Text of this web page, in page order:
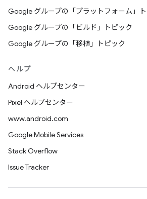
Google グループの「プラットフォーム」
Google グループの「ビルド」トピック
Google グループの「移植」トピック
ヘルプ
Android ヘルプセンター
Pixel ヘルプセンター
www.android.com
Google Mobile Services
Stack Overflow
Issue Tracker